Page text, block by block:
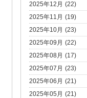
2025年12月 (22)
2025年11月 (19)
2025年10月 (23)
2025年09月 (22)
2025年08月 (17)
2025年07月 (23)
2025年06月 (21)
2025年05月 (21)